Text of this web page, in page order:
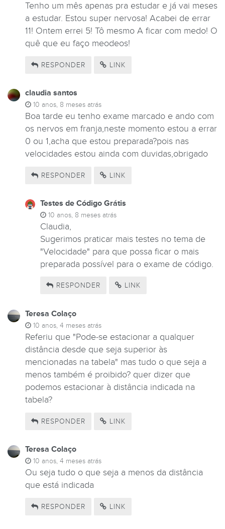
Tenho um mês apenas pra estudar e já vai meses
a estudar. Estou super nervosa! Acabei de errar
11! Ontem errei 5! Tô mesmo A ficar com medo! O
quê que eu faço meodeos!
RESPONDER LINK
claudia santos
10 anos, 8 meses atrás
Boa tarde eu tenho exame marcado e ando com
os nervos em franja,neste momento estou a errar
0 ou 1,acha que estou preparada?pois nas
velocidades estou ainda com duvidas,obrigado
RESPONDER LINK
Testes de Código Grátis
10 anos, 8 meses atrás
Claudia,
Sugerimos praticar mais testes no tema de
"Velocidade" para que possa ficar o mais
preparada possível para o exame de código.
RESPONDER LINK
Teresa Colaço
10 anos, 4 meses atrás
Referiu que "Pode-se estacionar a qualquer
distância desde que seja superior às
mencionadas na tabela" mas tudo o que seja a
menos também é proibido? quer dizer que
podemos estacionar à distância indicada na
tabela?
RESPONDER LINK
Teresa Colaço
10 anos, 4 meses atrás
Ou seja tudo o que seja a menos da distância
que está indicada
RESPONDER LINK